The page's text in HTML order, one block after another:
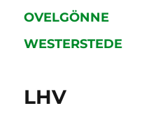
OVELGÖNNE
WESTERSTEDE
LHV